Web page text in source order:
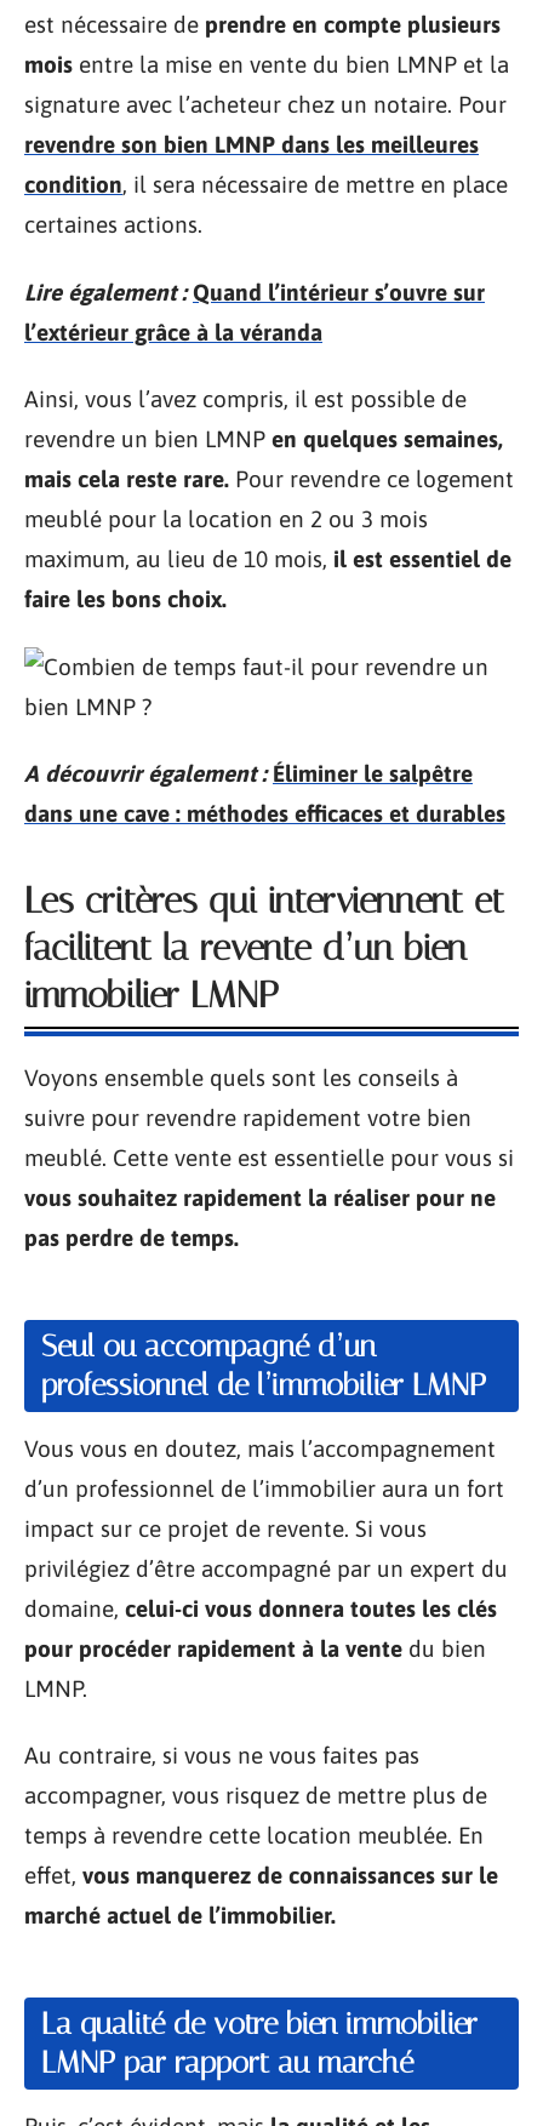
est nécessaire de prendre en compte plusieurs
mois entre la mise en vente du bien LMNP et la
signature avec l’acheteur chez un notaire. Pour
revendre son bien LMNP dans les meilleures
condition, il sera nécessaire de mettre en place
certaines actions.
Lire également : Quand l’intérieur s’ouvre sur
l’extérieur grâce à la véranda
Ainsi, vous l’avez compris, il est possible de
revendre un bien LMNP en quelques semaines,
mais cela reste rare. Pour revendre ce logement
meublé pour la location en 2 ou 3 mois
maximum, au lieu de 10 mois, il est essentiel de
faire les bons choix.
A découvrir également : Éliminer le salpêtre
dans une cave : méthodes efficaces et durables
Les critères qui interviennent et
facilitent la revente d’un bien
immobilier LMNP
Voyons ensemble quels sont les conseils à
suivre pour revendre rapidement votre bien
meublé. Cette vente est essentielle pour vous si
vous souhaitez rapidement la réaliser pour ne
pas perdre de temps.
Seul ou accompagné d’un
professionnel de l’immobilier LMNP
Vous vous en doutez, mais l’accompagnement
d’un professionnel de l’immobilier aura un fort
impact sur ce projet de revente. Si vous
privilégiez d’être accompagné par un expert du
domaine, celui-ci vous donnera toutes les clés
pour procéder rapidement à la vente du bien
LMNP.
Au contraire, si vous ne vous faites pas
accompagner, vous risquez de mettre plus de
temps à revendre cette location meublée. En
effet, vous manquerez de connaissances sur le
marché actuel de l’immobilier.
La qualité de votre bien immobilier
LMNP par rapport au marché